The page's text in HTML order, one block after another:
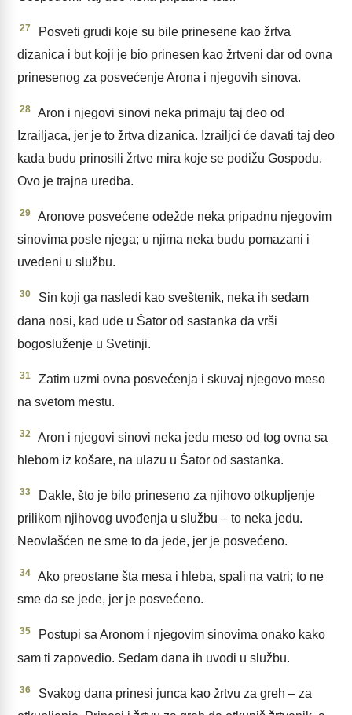
27
Posveti grudi koje su bile prinesene kao žrtva
dizanica i but koji je bio prinesen kao žrtveni dar od ovna
prinesenog za posvećenje Arona i njegovih sinova.
28
Aron i njegovi sinovi neka primaju taj deo od
Izrailjaca, jer je to žrtva dizanica. Izrailjci će davati taj deo
kada budu prinosili žrtve mira koje se podižu Gospodu.
Ovo je trajna uredba.
29
Aronove posvećene odežde neka pripadnu njegovim
sinovima posle njega; u njima neka budu pomazani i
uvedeni u službu.
30
Sin koji ga nasledi kao sveštenik, neka ih sedam
dana nosi, kad uđe u Šator od sastanka da vrši
bogosluženje u Svetinji.
31
Zatim uzmi ovna posvećenja i skuvaj njegovo meso
na svetom mestu.
32
Aron i njegovi sinovi neka jedu meso od tog ovna sa
hlebom iz košare, na ulazu u Šator od sastanka.
33
Dakle, što je bilo prineseno za njihovo otkupljenje
prilikom njihovog uvođenja u službu – to neka jedu.
Neovlašćen ne sme to da jede, jer je posvećeno.
34
Ako preostane šta mesa i hleba, spali na vatri; to ne
sme da se jede, jer je posvećeno.
35
Postupi sa Aronom i njegovim sinovima onako kako
sam ti zapovedio. Sedam dana ih uvodi u službu.
36
Svakog dana prinesi junca kao žrtvu za greh – za